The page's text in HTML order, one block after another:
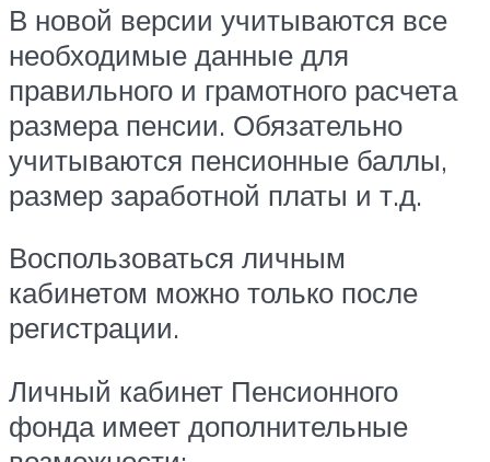
В новой версии учитываются все
необходимые данные для
правильного и грамотного расчета
размера пенсии. Обязательно
учитываются пенсионные баллы,
размер заработной платы и т.д.
Воспользоваться личным
кабинетом можно только после
регистрации.
Личный кабинет Пенсионного
фонда имеет дополнительные